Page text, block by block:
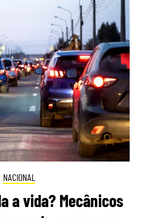
NACIONAL
a vida? Mecânicos